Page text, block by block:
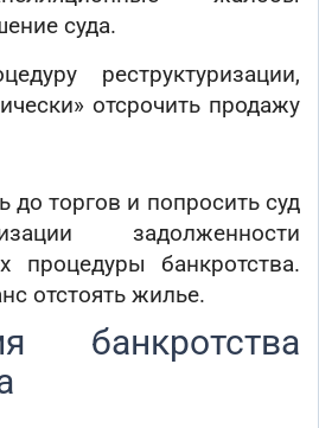
суда.
реструктуризации,
отсрочить продажу
до торгов и попросить суд
задолженности
процедуры банкротства.
отстоять жилье.
банкротства